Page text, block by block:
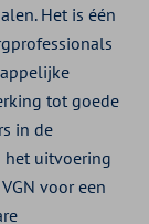
Het is één
tot goede
in de
het uitvoering
voor een